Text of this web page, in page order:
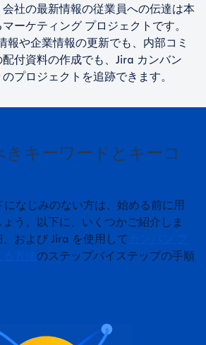
社の最新情報の従業員への伝達は本
ーケティング プロジェクトです。
報や企業情報の更新でも、内部コミ
付資料の作成でも、Jira カンバン
プロジェクトを追跡できます。
キーワードとキーコ
なじみのない方は、始める前に用
う。以下に、いくつかご紹介しま
および Jira を使用してカンバン プ
方法のステップバイステップの手順